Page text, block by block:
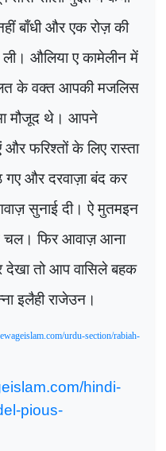
बाँधी और एक रोज़ की
ली। औलिया ए कामेलीन में
के वक्त आपकी मजलिस
मौजूद थे। आपने
फरिश्तों के लिए रास्ता
और दरवाज़ा बंद कर
सुनाई दी। ऐ मुतमइन
चल। फिर आवाज़ आना
तो आप वासिलेबहक
इलैही राजेउन।
urdu-section/rabiah-
hindi-
pious-